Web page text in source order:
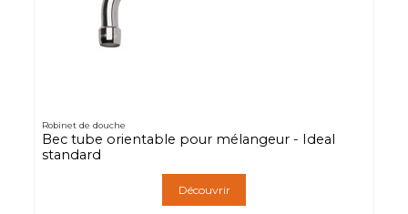
Robinet de douche
Bec tube orientable pour mélangeur - Ideal
standard
Découvrir